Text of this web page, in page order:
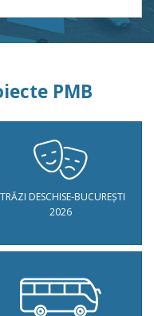
PMB
DESCHISE-BUCUREȘTI
2026